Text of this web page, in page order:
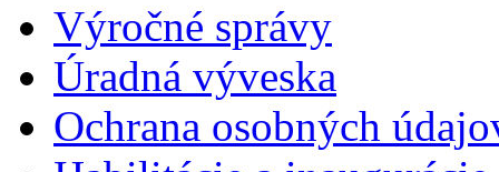
Výročné správy
Úradná výveska
Ochrana osobných